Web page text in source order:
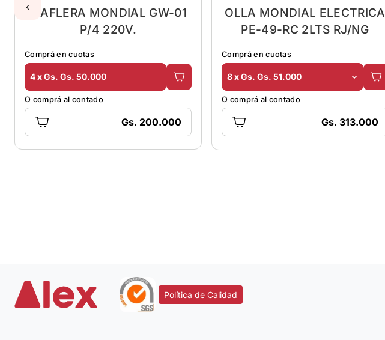
WAFLERA MONDIAL GW-01
P/4 220V.
Comprá en cuotas
4 x Gs. Gs. 50.000
O comprá al contado
Gs. 200.000
OLLA MONDIAL ELECTRICA
PE-49-RC 2LTS RJ/NG
Comprá en cuotas
8 x Gs. Gs. 51.000
O comprá al contado
Gs. 313.000
‹
Política de Calidad